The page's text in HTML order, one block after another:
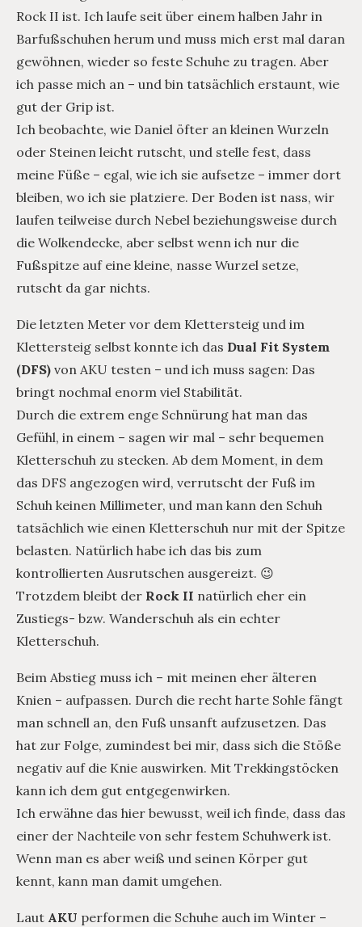
Rock II ist. Ich laufe seit über einem halben Jahr in
Barfußschuhen herum und muss mich erst mal daran
gewöhnen, wieder so feste Schuhe zu tragen. Aber
ich passe mich an – und bin tatsächlich erstaunt, wie
gut der Grip ist.
Ich beobachte, wie Daniel öfter an kleinen Wurzeln
oder Steinen leicht rutscht, und stelle fest, dass
meine Füße – egal, wie ich sie aufsetze – immer dort
bleiben, wo ich sie platziere. Der Boden ist nass, wir
laufen teilweise durch Nebel beziehungsweise durch
die Wolkendecke, aber selbst wenn ich nur die
Fußspitze auf eine kleine, nasse Wurzel setze,
rutscht da gar nichts.
Die letzten Meter vor dem Klettersteig und im
Klettersteig selbst konnte ich das Dual Fit System
(DFS) von AKU testen – und ich muss sagen: Das
bringt nochmal enorm viel Stabilität.
Durch die extrem enge Schnürung hat man das
Gefühl, in einem – sagen wir mal – sehr bequemen
Kletterschuh zu stecken. Ab dem Moment, in dem
das DFS angezogen wird, verrutscht der Fuß im
Schuh keinen Millimeter, und man kann den Schuh
tatsächlich wie einen Kletterschuh nur mit der Spitze
belasten. Natürlich habe ich das bis zum
kontrollierten Ausrutschen ausgereizt. 😉
Trotzdem bleibt der Rock II natürlich eher ein
Zustiegs- bzw. Wanderschuh als ein echter
Kletterschuh.
Beim Abstieg muss ich – mit meinen eher älteren
Knien – aufpassen. Durch die recht harte Sohle fängt
man schnell an, den Fuß unsanft aufzusetzen. Das
hat zur Folge, zumindest bei mir, dass sich die Stöße
negativ auf die Knie auswirken. Mit Trekkingstöcken
kann ich dem gut entgegenwirken.
Ich erwähne das hier bewusst, weil ich finde, dass das
einer der Nachteile von sehr festem Schuhwerk ist.
Wenn man es aber weiß und seinen Körper gut
kennt, kann man damit umgehen.
Laut AKU performen die Schuhe auch im Winter –